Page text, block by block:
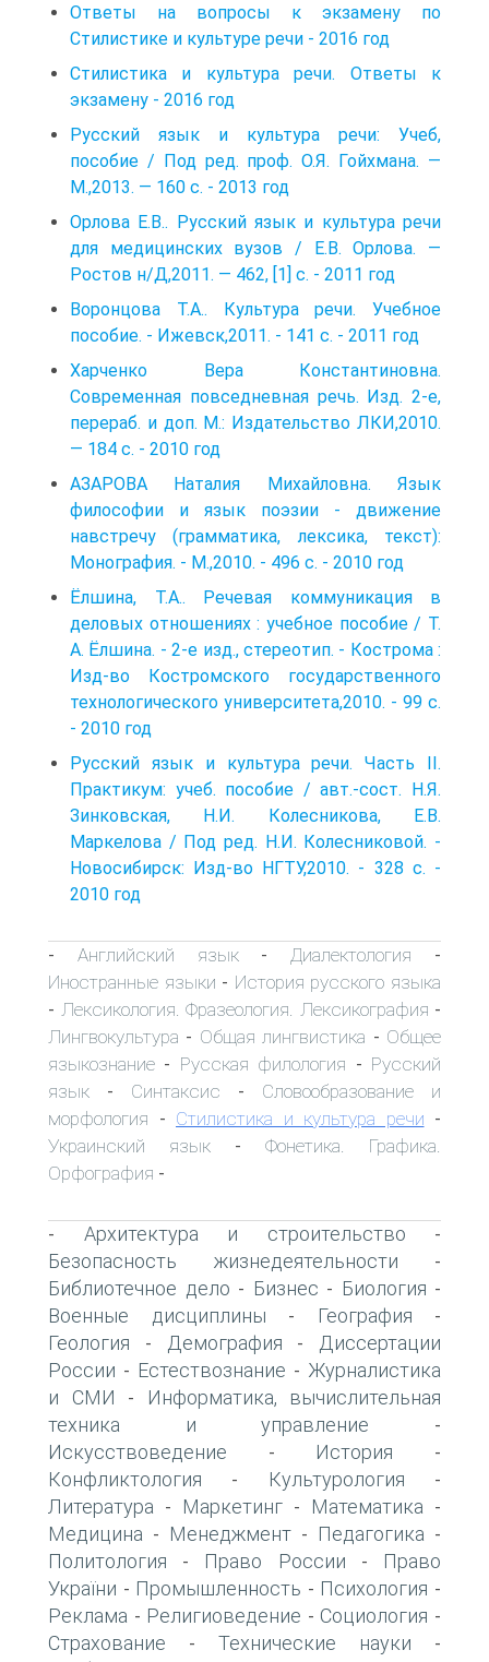
Ответы на вопросы к экзамену по
Стилистике и культуре речи - 2016 год
Стилистика и культура речи. Ответы к
экзамену - 2016 год
Русский язык и культура речи: Учеб,
пособие / Под ред. проф. О.Я. Гойхмана. —
М.,2013. — 160 с. - 2013 год
Орлова Е.В.. Русский язык и культура речи
для медицинских вузов / Е.В. Орлова. —
Ростов н/Д,2011. — 462, [1] с. - 2011 год
Воронцова Т.А.. Культура речи. Учебное
пособие. - Ижевск,2011. - 141 с. - 2011 год
Харченко Вера Константиновна.
Современная повседневная речь. Изд. 2-е,
перераб. и доп. М.: Издательство ЛКИ,2010.
— 184 с. - 2010 год
АЗАРОВА Наталия Михайловна. Язык
философии и язык поэзии - движение
навстречу (грамматика, лексика, текст):
Монография. - М.,2010. - 496 с. - 2010 год
Ёлшина, Т.А.. Речевая коммуникация в
деловых отношениях : учебное пособие / Т.
А. Ёлшина. - 2-е изд., стереотип. - Кострома :
Изд-во Костромского государственного
технологического университета,2010. - 99 с.
- 2010 год
Русский язык и культура речи. Часть II.
Практикум: учеб. пособие / авт.-сост. Н.Я.
Зинковская, Н.И. Колесникова, Е.В.
Маркелова / Под ред. Н.И. Колесниковой. -
Новосибирск: Изд-во НГТУ,2010. - 328 с. -
2010 год
- Английский язык- Диалектология -
Иностранные языки - История русского языка
- Лексикология. Фразеология. Лексикография -
Лингвокультура - Общая лингвистика - Общее
языкознание - Русская филология - Русский
язык - Синтаксис - Словообразование и
морфология - Стилистика и культура речи -
Украинский язык - Фонетика. Графика.
Орфография -
- Архитектура и строительство -
Безопасность жизнедеятельности -
Библиотечное дело - Бизнес - Биология -
Военные дисциплины - География -
Геология - Демография -
Диссертации
России - Естествознание - Журналистика
и СМИ -
Информатика, вычислительная
техника и управление -
Искусствоведение - История -
Конфликтология - Культурология -
Литература - Маркетинг - Математика -
Медицина - Менеджмент - Педагогика -
Политология - Право России -
Право
України - Промышленность - Психология -
Реклама - Религиоведение - Социология -
Страхование - Технические науки -